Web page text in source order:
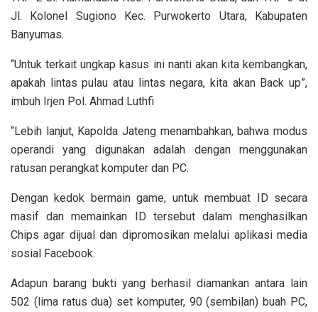
Jl. Kolonel Sugiono Kec. Purwokerto Utara, Kabupaten
Banyumas.
“Untuk terkait ungkap kasus ini nanti akan kita kembangkan,
apakah lintas pulau atau lintas negara, kita akan Back up”,
imbuh Irjen Pol. Ahmad Luthfi
“Lebih lanjut, Kapolda Jateng menambahkan, bahwa modus
operandi yang digunakan adalah dengan menggunakan
ratusan perangkat komputer dan PC.
Dengan kedok bermain game, untuk membuat ID secara
masif dan memainkan ID tersebut dalam menghasilkan
Chips agar dijual dan dipromosikan melalui aplikasi media
sosial Facebook.
Adapun barang bukti yang berhasil diamankan antara lain
502 (lima ratus dua) set komputer, 90 (sembilan) buah PC,